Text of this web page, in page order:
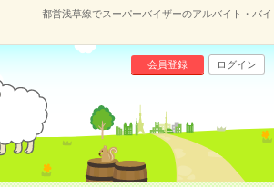
都営浅草線でスーパーバイザーのアルバイト・バ
会員登録 ログイン